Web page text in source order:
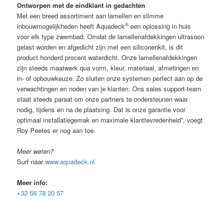
Ontworpen met de eindklant in gedachten
Met een breed assortiment aan lamellen en slimme
inbouwmogelijkheden heeft Aquadeck®een oplossing in huis
voor elk type zwembad. Omdat de lamellenafdekkingen ultrasoon
gelast worden en afgedicht zijn met een siliconenkit, is dit
product honderd procent waterdicht. Onze lamellenafdekkingen
zijn steeds maatwerk qua vorm, kleur, materiaal, afmetingen en
in- of opbouwkeuze. Zo sluiten onze systemen perfect aan op de
verwachtingen en noden van je klanten. Ons sales support-team
staat steeds paraat om onze partners te ondersteunen waar
nodig, tijdens en na de plaatsing. Dat is onze garantie voor
optimaal installatie­gemak en maximale klanttevredenheid”, voegt
Roy Peetes er nog aan toe.
Meer weten?
Surf naarwww.aquadeck.nl
Meer info:
+32 56 78 20 57